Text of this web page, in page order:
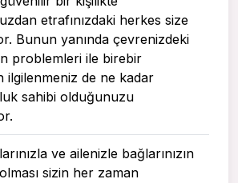
etrafınızdaki herkes size
Bunun yanında çevrenizdeki
problemleri ile birebir
ilgilenmeniz de ne kadar
sahibi olduğunuzu
ve ailenizle bağlarınızın
sizin her zaman